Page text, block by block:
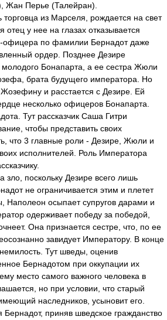
Жан Перье (Талейран).
из Марселя, рождается на свет
отец у нее на глазах отказывается
офицера по фамилии Бернадот даже
ордер. Позднее Дезире
молодого Бонапарта, а ее сестра Жюли
брата будущего императора. Но
и расстается с Дезире. Ей
несколько офицеров Бонапарта.
Тут рассказчик Саша Гитри
чтобы представить своих
что 3 главные роли - Дезире, Жюли и
исполнителей. Роль Императора
зло, поскольку Дезире всего лишь
не ограничивается этим и плетет
Наполеон осыпает супругов дарами и
одерживает победу за победой,
Она признается сестре, что, по ее
завидует Императору. В конце
Тут шведы, оценив
Бернадотом при оккупации их
место самого важного человека в
но при условии, что старый
наследников, усыновит его.
Бернадот, приняв шведское гражданство